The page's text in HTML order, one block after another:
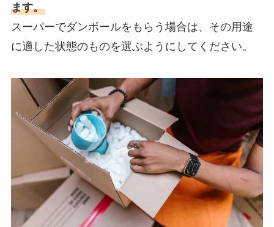
ます。
スーパーでダンボールをもらう場合は、その用途
に適した状態のものを選ぶようにしてください。